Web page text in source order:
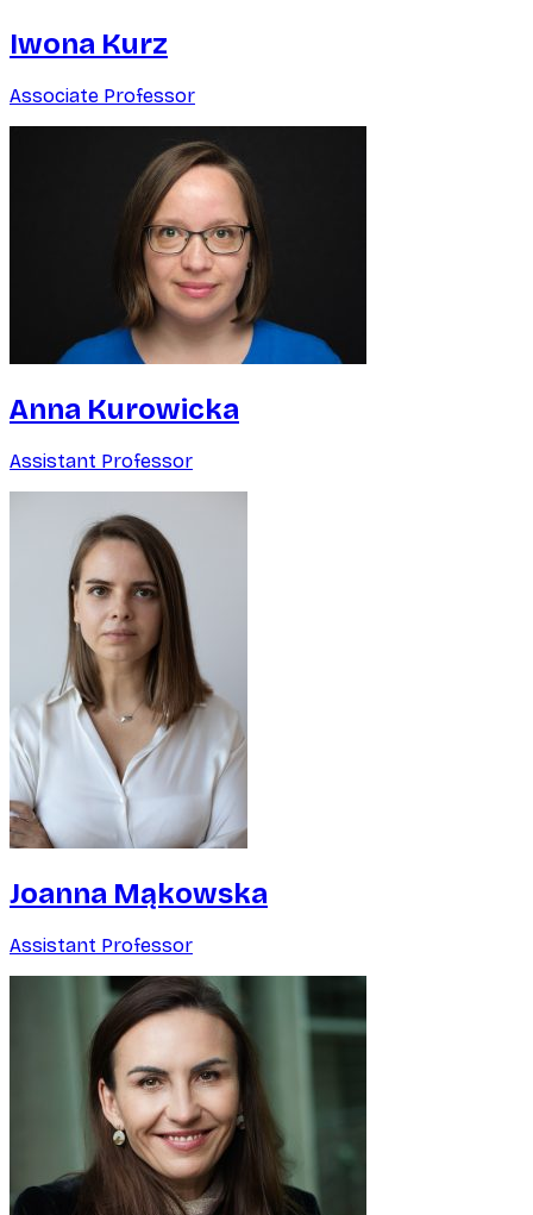
Iwona Kurz
Associate Professor
Anna Kurowicka
Assistant Professor
Joanna Mąkowska
Assistant Professor